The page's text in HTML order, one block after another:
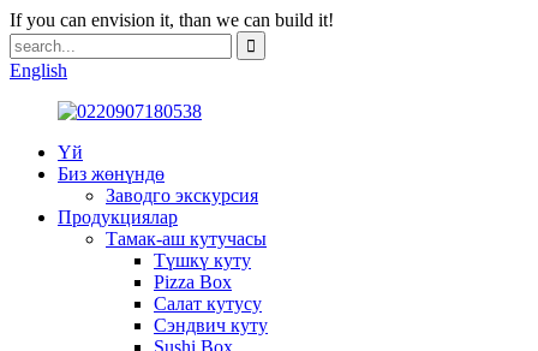
If you can envision it, than we can build it!
English
Үй
Биз жөнүндө
Заводго экскурсия
Продукциялар
Тамак-аш кутучасы
Түшкү куту
Pizza Box
Салат кутусу
Сэндвич куту
Sushi Box